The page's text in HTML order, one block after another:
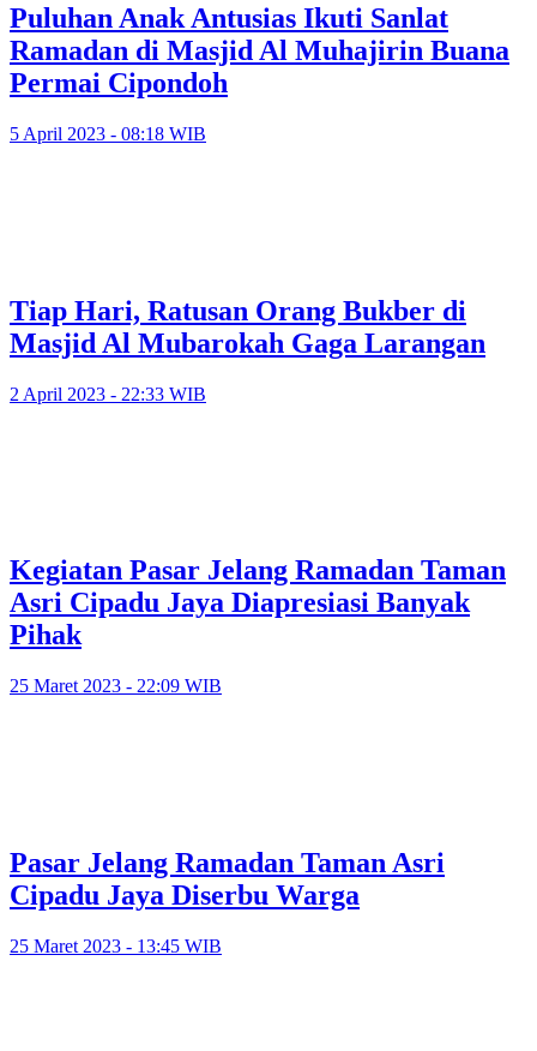
Puluhan Anak Antusias Ikuti Sanlat
Ramadan di Masjid Al Muhajirin Buana
Permai Cipondoh
5 April 2023 - 08:18 WIB
Tiap Hari, Ratusan Orang Bukber di
Masjid Al Mubarokah Gaga Larangan
2 April 2023 - 22:33 WIB
Kegiatan Pasar Jelang Ramadan Taman
Asri Cipadu Jaya Diapresiasi Banyak
Pihak
25 Maret 2023 - 22:09 WIB
Pasar Jelang Ramadan Taman Asri
Cipadu Jaya Diserbu Warga
25 Maret 2023 - 13:45 WIB